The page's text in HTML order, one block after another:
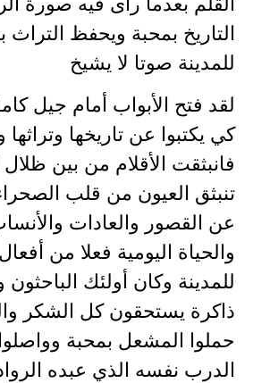
التاريخ بمحبة ويحفظ التراث
للمدينة صوتا لا يشيخ
لقد فتح الأبواب أمام جيل
كي يكتبوا عن تاريخها وتراثها
فانبثقت الأقلام من بين ظلال
تنبثق العيون من قلب
عن القصور والعادات
والحياة اليومية فعلا من
للمدينة وكان أولئك
ذاكرة يستحقون كل الشكر
حملوا المشعل بمحبة
الدرب نفسه الذي عبده الرواد